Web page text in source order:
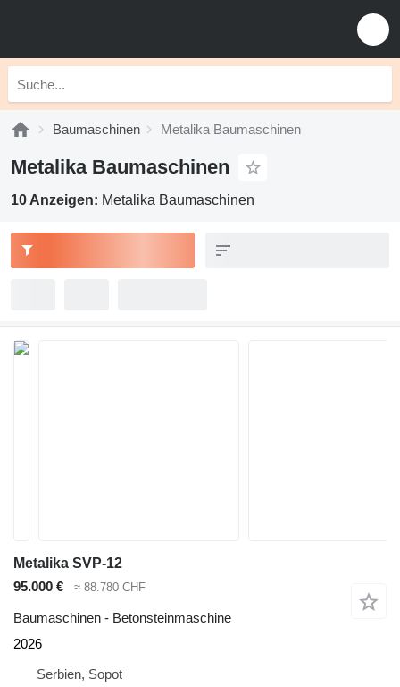
Baumaschinen Metalika Baumaschinen
Metalika Baumaschinen
10 Anzeigen: Metalika Baumaschinen
Metalika SVP-12
95.000 €
≈ 88.780 CHF
Baumaschinen - Betonsteinmaschine
2026
Serbien, Sopot